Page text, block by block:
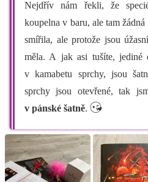
Nejdřív nám řekli, že
koupelna v baru, ale tam
smířila, ale protože jsou
měla. A jak asi tušíte, jediné
v kamabetu sprchy, jsou
sprchy jsou otevřené, tak
v pánské šatně.